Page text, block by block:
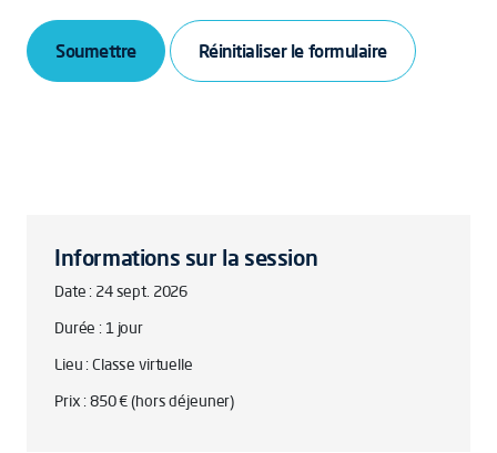
Soumettre
Informations sur la session
Date : 24 sept. 2026
Durée : 1 jour
Lieu : Classe virtuelle
Prix : 850 € (hors déjeuner)